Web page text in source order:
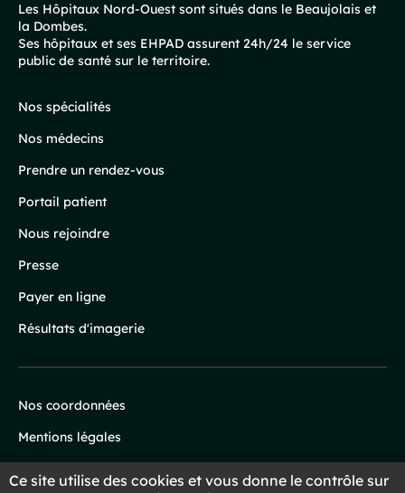
Pied
de
page
Les Hôpitaux Nord-Ouest sont situés dans le Beaujolais et
la Dombes.
Ses hôpitaux et ses EHPAD assurent 24h/24 le service
public de santé sur le territoire.
Nos spécialités
Nos médecins
Prendre un rendez-vous
Portail patient
Nous rejoindre
Presse
Payer en ligne
Résultats d'imagerie
Infos
légales
Nos coordonnées
Mentions légales
Ce site utilise des cookies et vous donne le contrôle sur